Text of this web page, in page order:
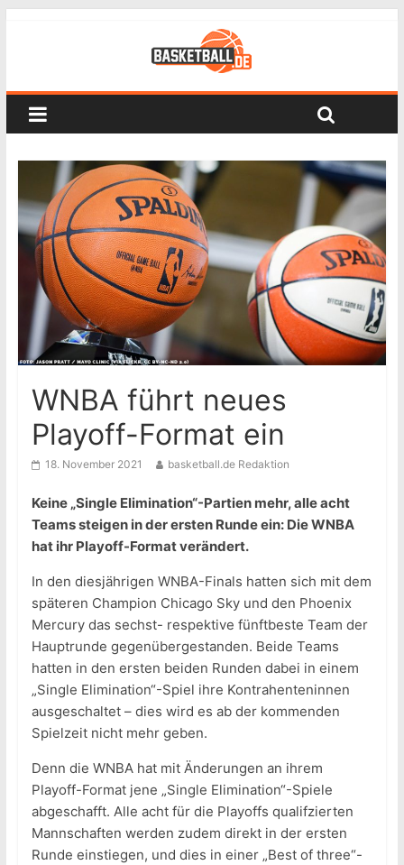
WNBA führt neues
Playoff-Format ein
18. November 2021 basketball.de Redaktion
Keine „Single Elimination“-Partien mehr, alle acht
Teams steigen in der ersten Runde ein: Die WNBA
hat ihr Playoff-Format verändert.
In den diesjährigen WNBA-Finals hatten sich mit dem
späteren Champion Chicago Sky und den Phoenix
Mercury das sechst- respektive fünftbeste Team der
Hauptrunde gegenübergestanden. Beide Teams
hatten in den ersten beiden Runden dabei in einem
„Single Elimination“-Spiel ihre Kontrahenteninnen
ausgeschaltet – dies wird es ab der kommenden
Spielzeit nicht mehr geben.
Denn die WNBA hat mit Änderungen an ihrem
Playoff-Format jene „Single Elimination“-Spiele
abgeschafft. Alle acht für die Playoffs qualifzierten
Mannschaften werden zudem direkt in der ersten
Runde einstiegen, und dies in einer „Best of three“-